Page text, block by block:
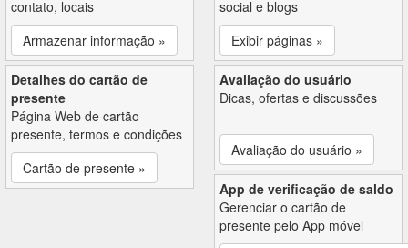
contato, locais
Armazenar informação »
social e blogs
Exibir páginas »
Detalhes do cartão de
presente
Página Web de cartão
presente, termos e condições
Cartão de presente »
Avaliação do usuário
Dicas, ofertas e discussões
Avaliação do usuário »
App de verificação de saldo
Gerenciar o cartão de
presente pelo App móvel